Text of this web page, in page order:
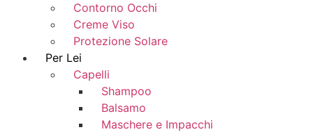
Contorno Occhi
Creme Viso
Protezione Solare
Per Lei
Capelli
Shampoo
Balsamo
Maschere e Impacchi